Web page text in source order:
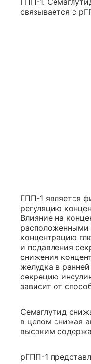
ГПП-1.
связывается с
ГПП-1 является
регуляцию
Влияние на
расположенными
концентрацию
и подавления
снижения
желудка в
секрецию
зависит от
Семаглутид
в целом снижая
высоким
рГПП-1